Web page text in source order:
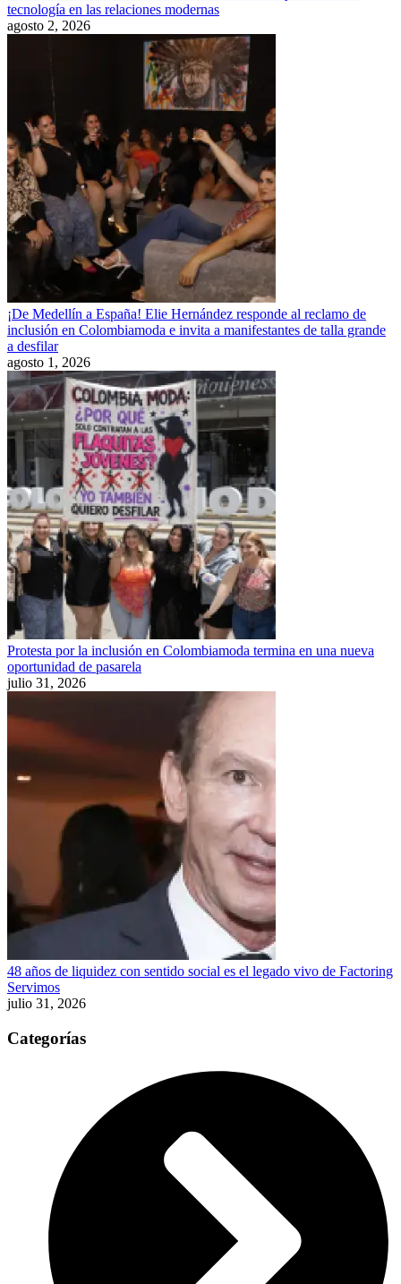
tecnología en las relaciones modernas
agosto 2, 2026
¡De Medellín a España! Elie Hernández responde al reclamo de
inclusión en Colombiamoda e invita a manifestantes de talla grande
a desfilar
agosto 1, 2026
Protesta por la inclusión en Colombiamoda termina en una nueva
oportunidad de pasarela
julio 31, 2026
48 años de liquidez con sentido social es el legado vivo de Factoring
Servimos
julio 31, 2026
Categorías